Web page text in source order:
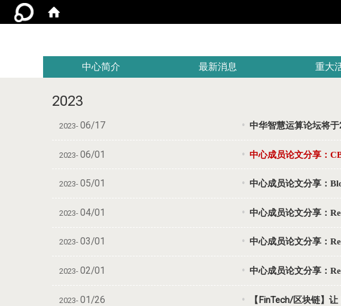
中心简介 最新消息 重大
2023
2023- 06/17 中华智慧运算论坛将
2023- 06/01 中心成员论文分享：
2023- 05/01 中心成员论文分享：
2023- 04/01 中心成员论文分享：
2023- 03/01 中心成员论文分享：
2023- 02/01 中心成员论文分享：
2023- 01/26 【FinTech/区块链】